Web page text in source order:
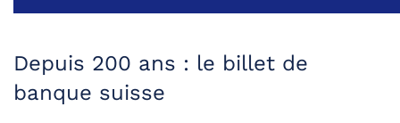
Depuis 200 ans : le billet de
banque suisse